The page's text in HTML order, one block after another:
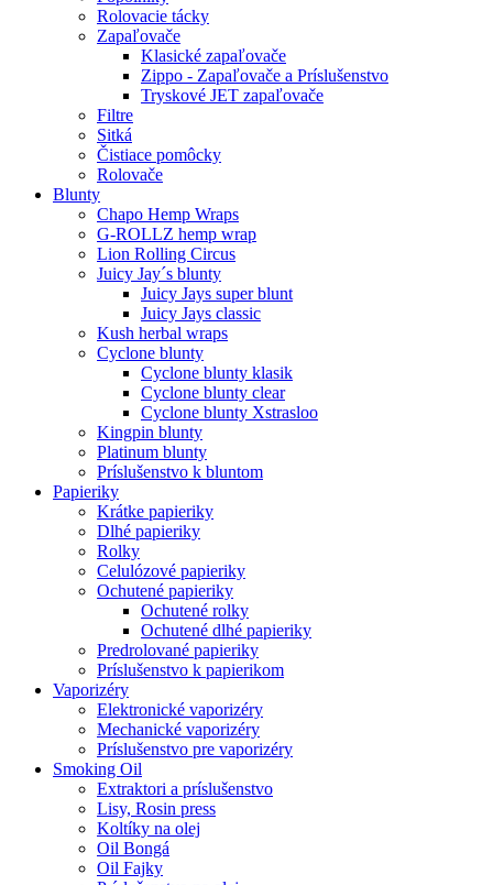
Rolovacie tácky
Zapaľovače
Klasické zapaľovače
Zippo - Zapaľovače a Príslušenstvo
Tryskové JET zapaľovače
Filtre
Sitká
Čistiace pomôcky
Rolovače
Blunty
Chapo Hemp Wraps
G-ROLLZ hemp wrap
Lion Rolling Circus
Juicy Jay´s blunty
Juicy Jays super blunt
Juicy Jays classic
Kush herbal wraps
Cyclone blunty
Cyclone blunty klasik
Cyclone blunty clear
Cyclone blunty Xstrasloo
Kingpin blunty
Platinum blunty
Príslušenstvo k bluntom
Papieriky
Krátke papieriky
Dlhé papieriky
Rolky
Celulózové papieriky
Ochutené papieriky
Ochutené rolky
Ochutené dlhé papieriky
Predrolované papieriky
Príslušenstvo k papierikom
Vaporizéry
Elektronické vaporizéry
Mechanické vaporizéry
Príslušenstvo pre vaporizéry
Smoking Oil
Extraktori a príslušenstvo
Lisy, Rosin press
Koltíky na olej
Oil Bongá
Oil Fajky